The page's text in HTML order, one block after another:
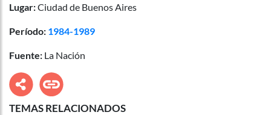
Lugar:Ciudad de Buenos Aires
Período: 1984-1989
Fuente: La Nación
TEMAS RELACIONADOS